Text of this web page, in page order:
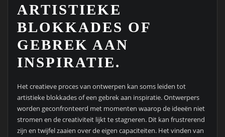
ARTISTIEKE
BLOKKADES OF
GEBREK AAN
INSPIRATIE.
Het creatieve proces van ontwerpen kan soms leiden tot
artistieke blokkades of een gebrek aan inspiratie. Ontwerpers
worden geconfronteerd met momenten waarop de ideeën niet
stromen en de creativiteit lijkt te stagneren. Dit kan frustrerend
zijn en twijfel zaaien over de eigen capaciteiten. Het vinden van